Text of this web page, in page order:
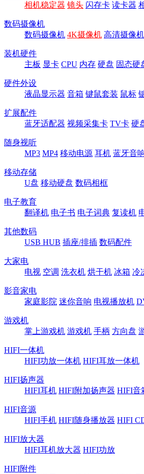
相机稳定器 镜头 闪存卡 读卡器
数码摄像机
数码摄像机 4K摄像机 高清摄像机
装机硬件
主板 显卡 CPU 内存 硬盘 固态硬
硬件外设
液晶显示器 音箱 键鼠套装 鼠标
扩展配件
蓝牙适配器 视频采集卡 TV卡 硬
随身视听
MP3 MP4 移动电源 耳机 蓝牙音
移动存储
U盘 移动硬盘 数码相框
电子教育
翻译机 电子书 电子词典 复读机
其他数码
USB HUB 插座/排插 数码配件
大家电
电视 空调 洗衣机 烘干机 冰箱 冷
影音家电
家庭影院 迷你音响 电视播放机
游戏机
掌上游戏机 游戏机 手柄 方向盘
HIFI一体机
HIFI功放一体机 HIFI耳放一体机
HIFI扬声器
HIFI耳机 HIFI附加扬声器 HIFI音
HIFI音源
HIFI手机 HIFI随身播放器 HIFI
HIFI放大器
HIFI耳机放大器 HIFI功放
HIFI附件